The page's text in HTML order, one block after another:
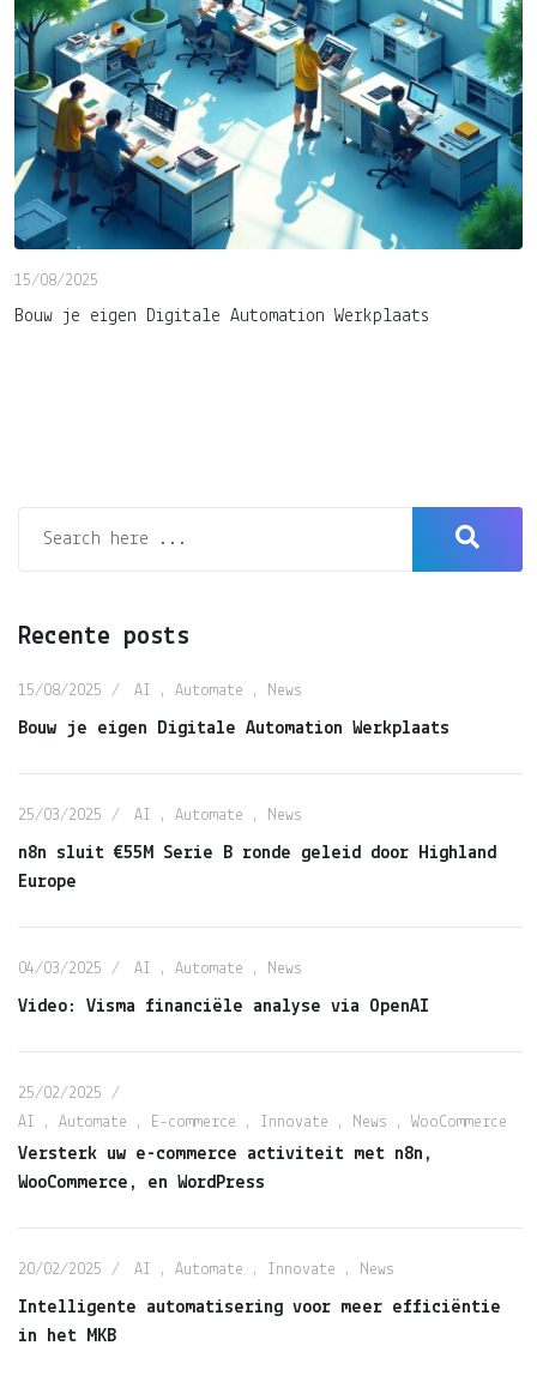
15/08/2025
Bouw je eigen Digitale Automation Werkplaats
Recente posts
15/08/2025 AI , Automate , News
Bouw je eigen Digitale Automation Werkplaats
25/03/2025 AI , Automate , News
n8n sluit €55M Serie B ronde geleid door Highland
Europe
04/03/2025 AI , Automate , News
Video: Visma financiële analyse via OpenAI
25/02/2025
AI , Automate , E-commerce , Innovate , News , WooCommerce
Versterk uw e-commerce activiteit met n8n,
WooCommerce, en WordPress
20/02/2025 AI , Automate , Innovate , News
Intelligente automatisering voor meer efficiëntie
in het MKB